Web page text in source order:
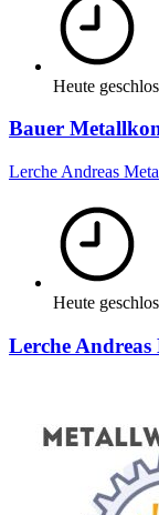
Heute
Bauer
Lerche Andreas
Heute
Lerche Andreas